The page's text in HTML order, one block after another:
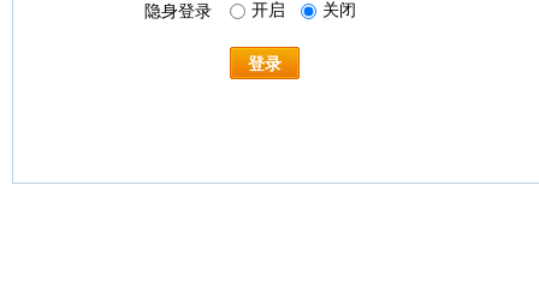
隐身登录 开启 关闭
登录